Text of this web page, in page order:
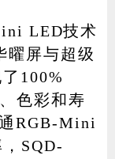
LED技术
曜屏与超级
100%
色彩和寿
RGB-Mini
SQD-